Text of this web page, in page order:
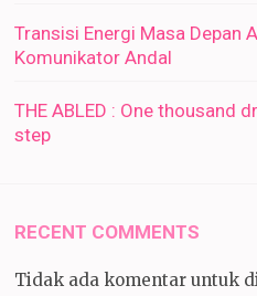
Transisi Energi Masa Depan
Komunikator Andal
THE ABLED : One thousand
step
RECENT COMMENTS
Tidak ada komentar untuk